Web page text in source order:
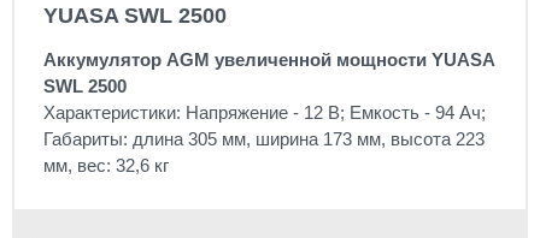
YUASA SWL 2500
Аккумулятор AGM увеличенной мощности YUASA
SWL 2500
Характеристики: Напряжение - 12 В; Емкость - 94 Ач;
Габариты: длина 305 мм, ширина 173 мм, высота 223
мм, вес: 32,6 кг